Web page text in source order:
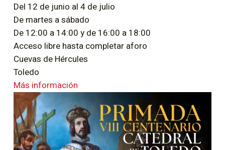
Del 12 de junio al 4 de julio
De martes a sábado
De 12:00 a 14:00 y de 16:00 a 18:00
Acceso libre hasta completar aforo
Cuevas de Hércules
Toledo
Más información